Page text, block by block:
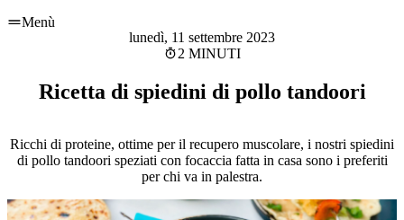
Menù
lunedì, 11 settembre 2023
2 MINUTI
Ricetta di spiedini di pollo tandoori
Ricchi di proteine, ottime per il recupero muscolare, i nostri spiedini
di pollo tandoori speziati con focaccia fatta in casa sono i preferiti
per chi va in palestra.